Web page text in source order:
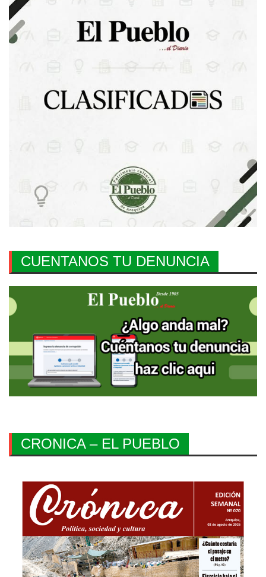
CUENTANOS TU DENUNCIA
CRONICA – EL PUEBLO